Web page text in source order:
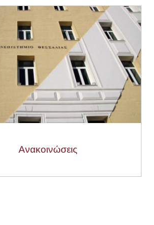
Ανακοινώσεις